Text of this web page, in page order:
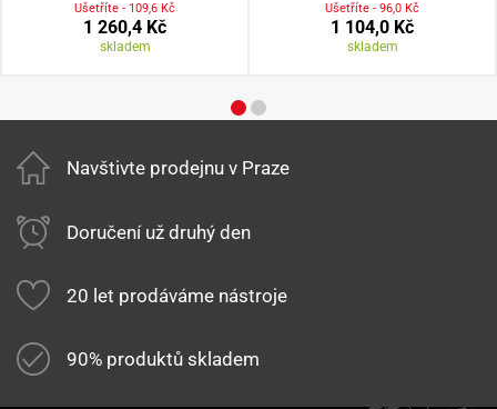
Ušetříte - 109,6 Kč
1 260,4 Kč
skladem
Ušetříte - 96,0 Kč
1 104,0 Kč
skladem
Navštivte prodejnu v Praze
Doručení už druhý den
20 let prodáváme nástroje
90% produktů skladem